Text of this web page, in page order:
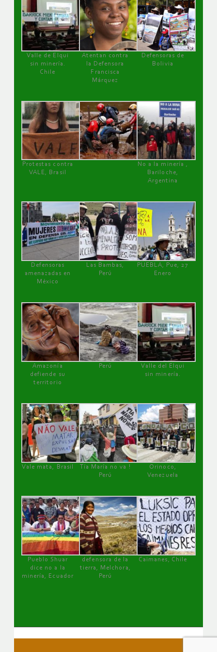
Valle de Elqui
sin minería.
Chile
Atentan contra
la Defensora
Francisca
Márquez
Defensoras de
Bolivia
Protestas contra
VALE, Brasil
No a la minería ,
Bariloche,
Argentina
Defensoras
amenazadas en
México
Las Bambas,
Perú
PUEBLA, Pue, 27
Enero
Amazonía
defiende su
territorio
Perú
Valle del Elqui
sin minería.
Vale mata, Brasil
Tía María no va !
Perú
Orinoco,
Venezuela
Pueblo Shuar
dice no a la
minería, Ecuador
defensora de la
tierra, Melchora,
Perú
Caimanes, Chile